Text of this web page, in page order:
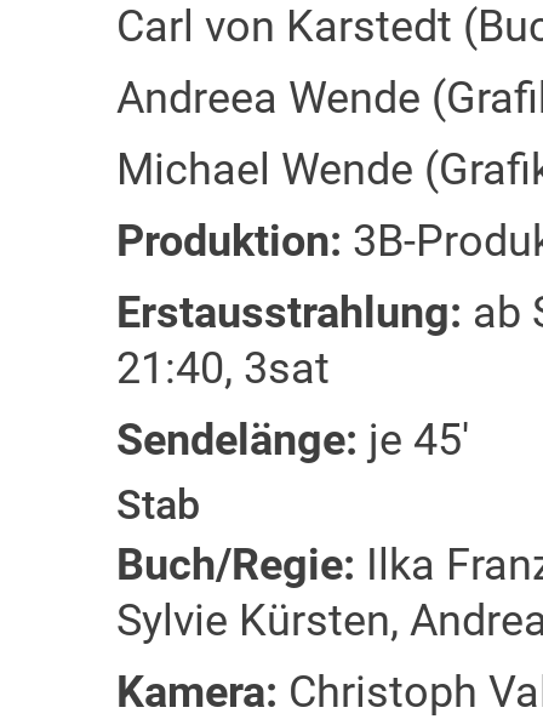
Carl von Karstedt
Andreea Wende
Michael Wende
Produktion: 3B-
Erstausstrahlung: ab
21:40, 3sat
Sendelänge: je 45'
Stab
Buch/Regie: Ilka
Sylvie Kürsten,
Kamera: Christoph